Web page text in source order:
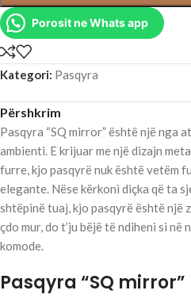
Porosit ne Whats app
Kategori: Pasqyra
Përshkrim
Pasqyra “SQ mirror” është një nga
ambienti. E krijuar me një dizajn
furre, kjo pasqyrë nuk është vetëm
elegante. Nëse kërkoni diçka që ta
shtëpinë tuaj, kjo pasqyrë është një
çdo mur, do t’ju bëjë të ndiheni si në
komode.
Pasqyra “SQ